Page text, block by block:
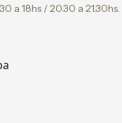
a 18hs / 20.30 a 21.30hs.